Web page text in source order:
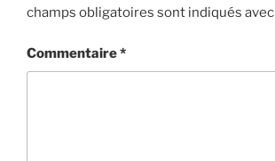
champs obligatoires sont indiqués avec
Commentaire*